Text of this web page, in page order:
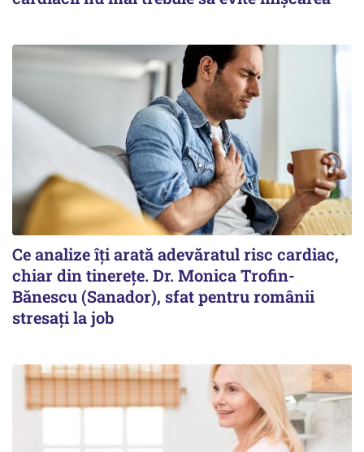
Ce analize îți arată adevăratul risc cardiac,
chiar din tinerețe. Dr. Monica Trofin-
Bănescu (Sanador), sfat pentru românii
stresați la job